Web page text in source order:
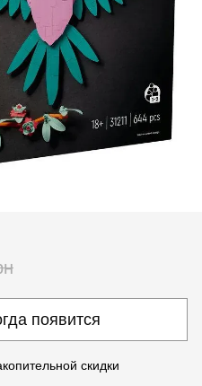
появится
скидки